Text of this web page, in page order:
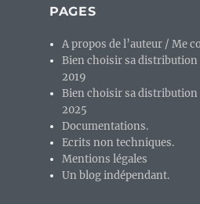
PAGES
A propos de l’auteur / Me
Bien choisir sa
2019
Bien choisir sa
2025
Documentations.
Ecrits non techniques.
Mentions légales
Un blog indépendant.